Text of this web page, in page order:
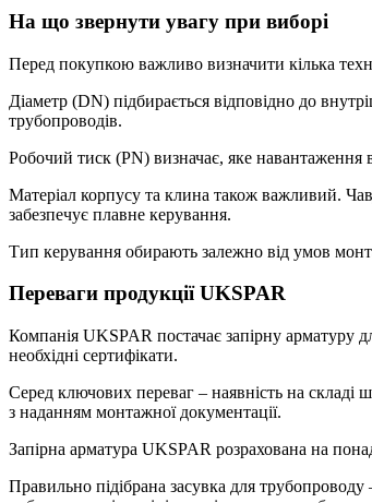
На що звернути увагу при виборі
Перед покупкою важливо визначити кілька
Діаметр (DN) підбирається відповідно до
трубопроводів.
Робочий тиск (PN) визначає, яке навантаження
Матеріал корпусу та клина також важливий.
забезпечує плавне керування.
Тип керування обирають залежно від умов
Переваги продукції UKSPAR
Компанія UKSPAR постачає запірну арматуру
необхідні сертифікати.
Серед ключових переваг – наявність на складі
з наданням монтажної документації.
Запірна арматура UKSPAR розрахована на
Правильно підібрана засувка для